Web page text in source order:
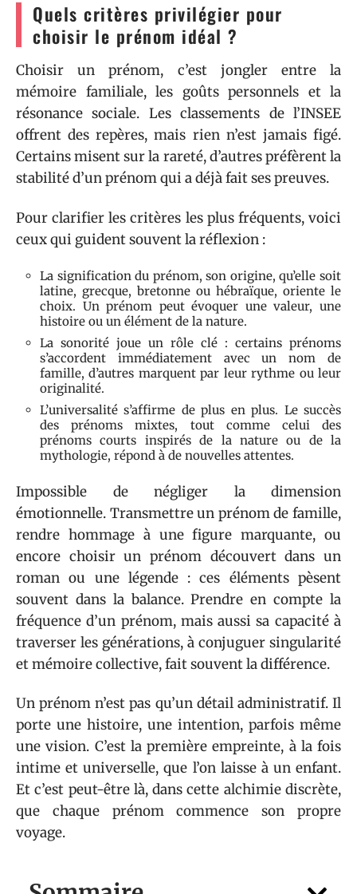
Quels critères privilégier pour
choisir le prénom idéal ?
Choisir un prénom, c’est jongler entre la
mémoire familiale, les goûts personnels et la
résonance sociale. Les classements de l’INSEE
offrent des repères, mais rien n’est jamais figé.
Certains misent sur la rareté, d’autres préfèrent la
stabilité d’un prénom qui a déjà fait ses preuves.
Pour clarifier les critères les plus fréquents, voici
ceux qui guident souvent la réflexion :
La signification du prénom, son origine, qu’elle soit
latine, grecque, bretonne ou hébraïque, oriente le
choix. Un prénom peut évoquer une valeur, une
histoire ou un élément de la nature.
La sonorité joue un rôle clé : certains prénoms
s’accordent immédiatement avec un nom de
famille, d’autres marquent par leur rythme ou leur
originalité.
L’universalité s’affirme de plus en plus. Le succès
des prénoms mixtes, tout comme celui des
prénoms courts inspirés de la nature ou de la
mythologie, répond à de nouvelles attentes.
Impossible de négliger la dimension
émotionnelle. Transmettre un prénom de famille,
rendre hommage à une figure marquante, ou
encore choisir un prénom découvert dans un
roman ou une légende : ces éléments pèsent
souvent dans la balance. Prendre en compte la
fréquence d’un prénom, mais aussi sa capacité à
traverser les générations, à conjuguer singularité
et mémoire collective, fait souvent la différence.
Un prénom n’est pas qu’un détail administratif. Il
porte une histoire, une intention, parfois même
une vision. C’est la première empreinte, à la fois
intime et universelle, que l’on laisse à un enfant.
Et c’est peut-être là, dans cette alchimie discrète,
que chaque prénom commence son propre
voyage.